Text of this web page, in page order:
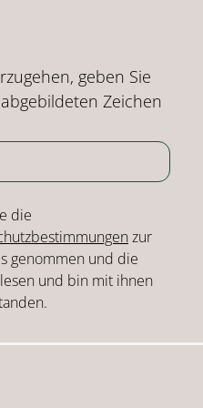
geben Sie
Zeichen
die
zur
genommen und die
und bin mit ihnen